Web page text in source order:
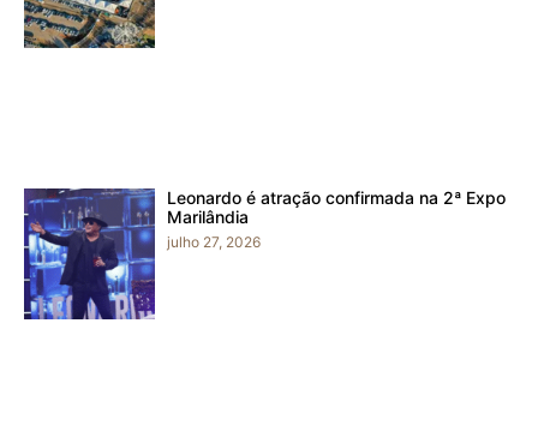
Leonardo é atração confirmada na 2ª Expo
Marilândia
julho 27, 2026